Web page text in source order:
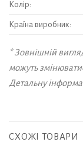
Колір:
Країна виробник:
* Зовнішній
можуть
Детальну
СХОЖІ ТОВАРИ